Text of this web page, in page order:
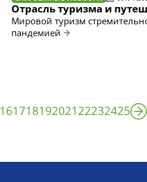
Отрасль туризма и
Мировой туризм
пандемией
16171819202122232425